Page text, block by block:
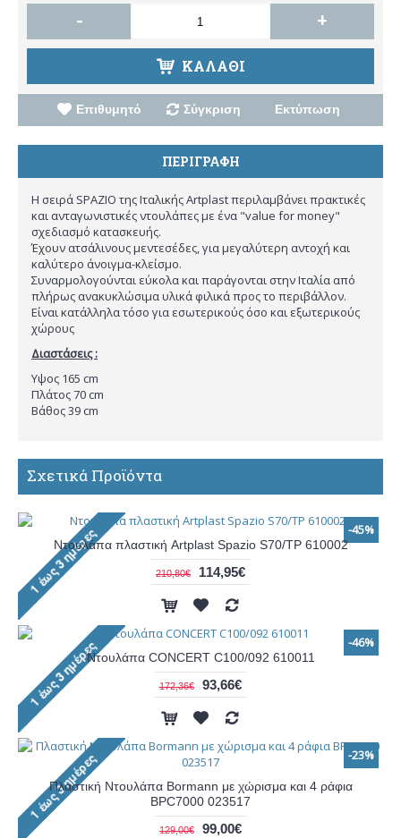
- +
ΚΑΛΆΘΙ
Επιθυμητό Σύγκριση Εκτύπωση
ΠΕΡΙΓΡΑΦΉ
Η σειρά SPAZIO της Ιταλικής Artplast περιλαμβάνει πρακτικές
και ανταγωνιστικές ντουλάπες με ένα "value for money"
σχεδιασμό κατασκευής.
Έχουν ατσάλινους μεντεσέδες, για μεγαλύτερη αντοχή και
καλύτερο άνοιγμα-κλείσμο.
Συναρμολογούνται εύκολα και παράγονται στην Ιταλία από
πλήρως ανακυκλώσιμα υλικά φιλικά προς το περιβάλλον.
Είναι κατάλληλα τόσο για εσωτερικούς όσο και εξωτερικούς
χώρους
Διαστάσεις :
Υψος 165 cm
Πλάτος 70 cm
Βάθος 39 cm
Σχετικά Προϊόντα
-45%
Ντουλάπα πλαστική Artplast Spazio S70/TP 610002
210,80€ 114,95€
-46%
Ντουλάπα CONCERT C100/092 610011
172,36€ 93,66€
-23%
Πλαστική Ντουλάπα Bormann με χώρισμα και 4 ράφια
BPC7000 023517
129,00€ 99,00€